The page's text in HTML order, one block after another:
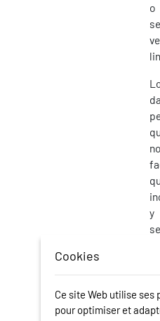
o
se
y
Cookies
Ce site Web utilise
pour optimiser et